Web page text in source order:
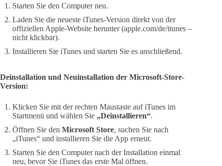
Starten Sie den Computer neu.
Laden Sie die neueste iTunes-Version direkt von der
offiziellen Apple-Website herunter (apple.com/de/itunes –
nicht klickbar).
Installieren Sie iTunes und starten Sie es anschließend.
Deinstallation und Neuinstallation der Microsoft-Store-
Version:
Klicken Sie mit der rechten Maustaste auf iTunes im
Startmenü und wählen Sie „Deinstallieren“.
Öffnen Sie den Microsoft Store, suchen Sie nach
„iTunes“ und installieren Sie die App erneut.
Starten Sie den Computer nach der Installation einmal
neu, bevor Sie iTunes das erste Mal öffnen.